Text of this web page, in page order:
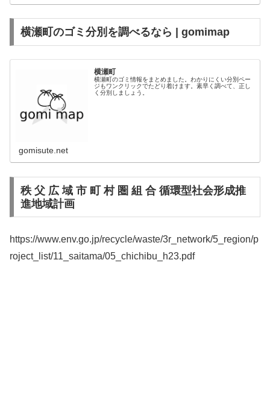
横瀬町のゴミ分別を調べるなら | gomimap
横瀬町
横瀬町のゴミ情報をまとめました。わかりにくい分別ペー
ジもワンクリックでたどり着けます。素早く調べて、正し
く分別しましょう。
gomisute.net
秩 父 広 域 市 町 村 圏 組 合 循環型社会形成推
進地域計画
https://www.env.go.jp/recycle/waste/3r_network/5_region/p
roject_list/11_saitama/05_chichibu_h23.pdf